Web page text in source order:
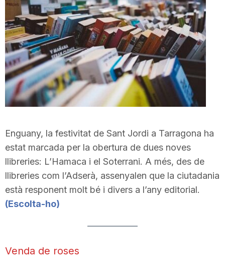
Enguany, la festivitat de Sant Jordi a Tarragona ha
estat marcada per la obertura de dues noves
llibreries: L’Hamaca i el Soterrani. A més, des de
llibreries com l’Adserà, assenyalen que la ciutadania
està responent molt bé i divers a l’any editorial.
(Escolta-ho)
Venda de roses